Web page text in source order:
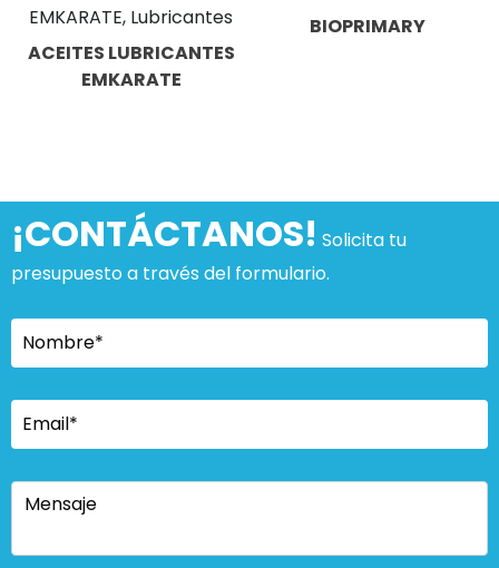
EMKARATE, Lubricantes
ACEITES LUBRICANTES
EMKARATE
BIOPRIMARY
¡CONTÁCTANOS! Solicita tu
presupuesto a través del formulario.